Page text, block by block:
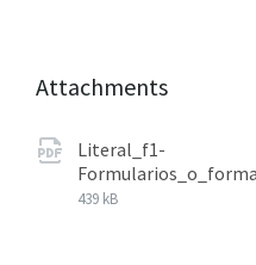
Attachments
Literal_f1-
439 kB